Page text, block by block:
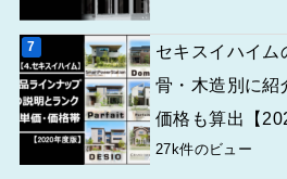
セキスイハイム
骨・木造別に
価格も算出【
27k件のビュー